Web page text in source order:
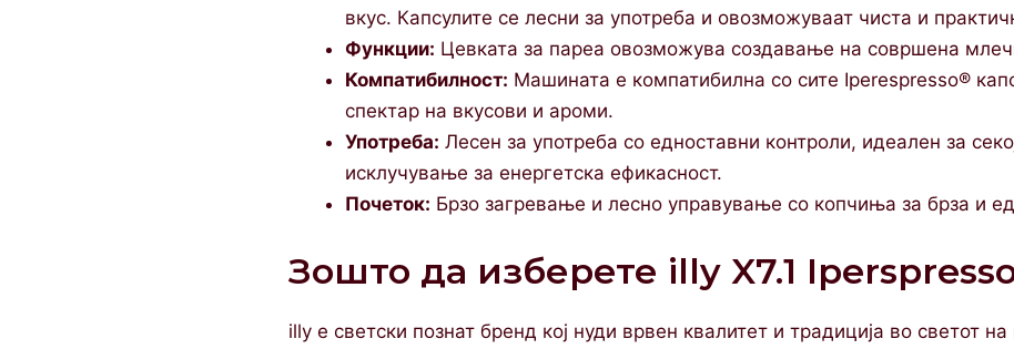
вкус. Капсулите се лесни за употреба и овозможуваат чиста и
Функции: Цевката за пареа овозможува создавање на совршена
Компатибилност: Машината е компатибилна со сите Iperespresso®
спектар на вкусови и ароми.
Употреба: Лесен за употреба со едноставни контроли, идеален за
исклучување за енергетска ефикасност.
Почеток: Брзо загревање и лесно управување со копчиња за брза и
Зошто да изберете illy X7.1
illy е светски познат бренд кој нуди врвен квалитет и традиција во светот